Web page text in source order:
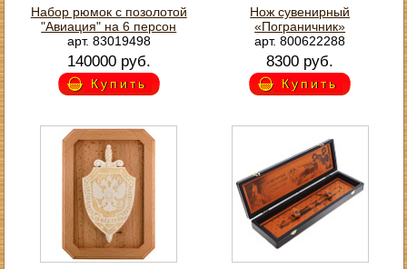
Набор рюмок с позолотой
"Авиация" на 6 персон
арт. 83019498
140000 руб.
Купить
Нож сувенирный
«Пограничник»
арт. 800622288
8300 руб.
Купить